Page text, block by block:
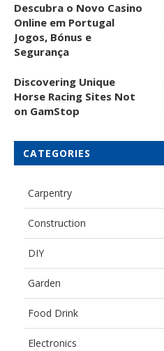
Descubra o Novo Casino
Online em Portugal
Jogos, Bónus e
Segurança
Discovering Unique
Horse Racing Sites Not
on GamStop
CATEGORIES
Carpentry
Construction
DIY
Garden
Food Drink
Electronics